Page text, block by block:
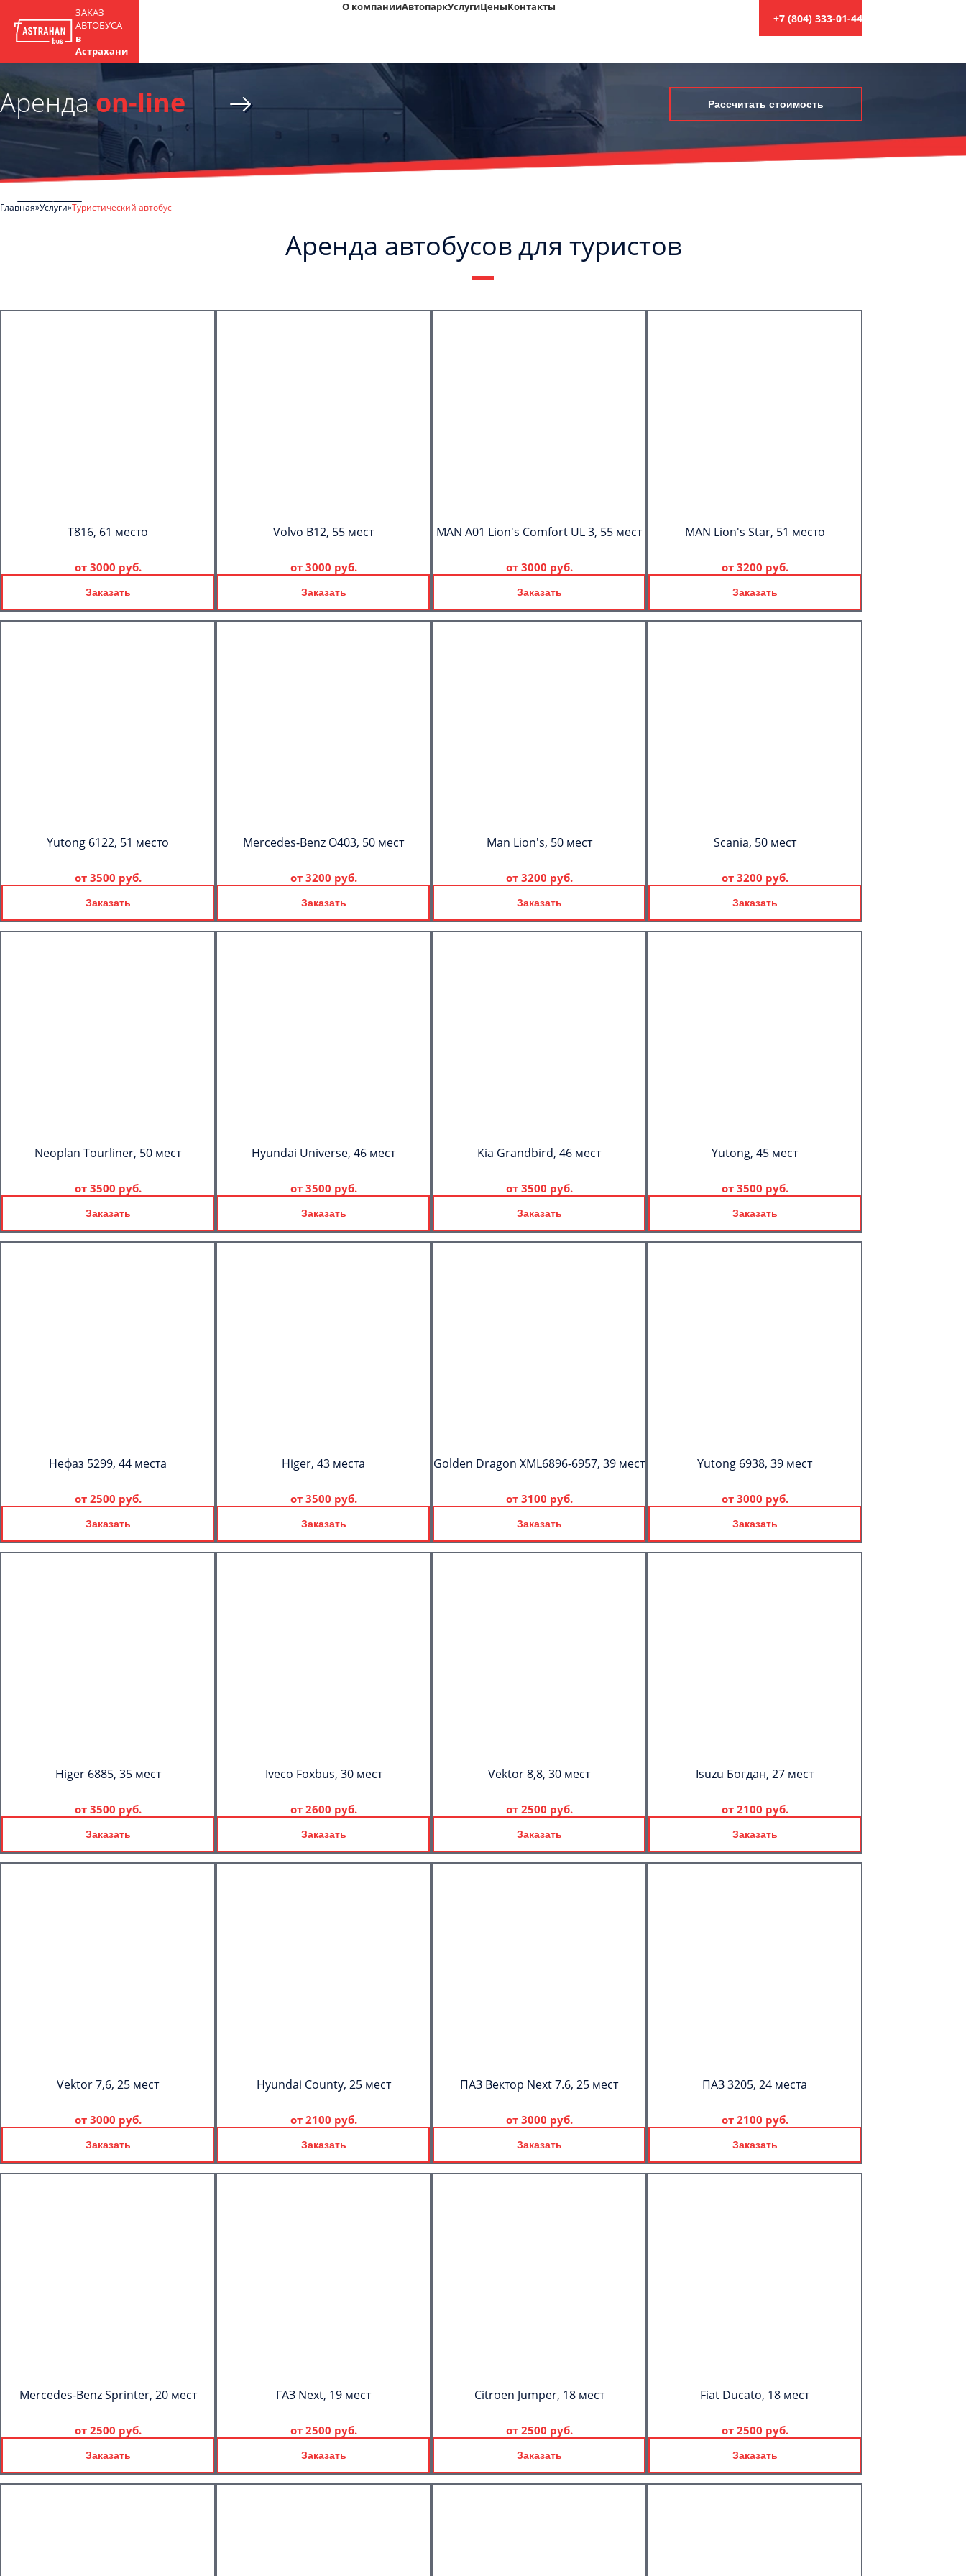
ЗАКАЗ
АВТОБУСА
в
Астрахани
О компанииАвтопаркУслугиЦеныКонтакты
+7 (804) 333-01-44
Арендаon-line Рассчитать стоимость
Главная Услуги Туристический автобус
Аренда автобусов для туристов
T816, 61 место
от 3000 руб.
Заказать
Volvo B12, 55 мест
от 3000 руб.
Заказать
MAN A01 Lion's Comfort UL 3, 55 мест
от 3000 руб.
Заказать
MAN Lion's Star, 51 место
от 3200 руб.
Заказать
Yutong 6122, 51 место
от 3500 руб.
Заказать
Mercedes-Benz О403, 50 мест
от 3200 руб.
Заказать
Man Lion's, 50 мест
от 3200 руб.
Заказать
Scania, 50 мест
от 3200 руб.
Заказать
Neoplan Tourliner, 50 мест
от 3500 руб.
Заказать
Hyundai Universe, 46 мест
от 3500 руб.
Заказать
Kia Grandbird, 46 мест
от 3500 руб.
Заказать
Yutong, 45 мест
от 3500 руб.
Заказать
Нефаз 5299, 44 места
от 2500 руб.
Заказать
Higer, 43 места
от 3500 руб.
Заказать
Golden Dragon XML6896-6957, 39 мест
от 3100 руб.
Заказать
Yutong 6938, 39 мест
от 3000 руб.
Заказать
Higer 6885, 35 мест
от 3500 руб.
Заказать
Iveco Foxbus, 30 мест
от 2600 руб.
Заказать
Vektor 8,8, 30 мест
от 2500 руб.
Заказать
Isuzu Богдан, 27 мест
от 2100 руб.
Заказать
Vektor 7,6, 25 мест
от 3000 руб.
Заказать
Hyundai County, 25 мест
от 2100 руб.
Заказать
ПАЗ Вектор Next 7.6, 25 мест
от 3000 руб.
Заказать
ПАЗ 3205, 24 места
от 2100 руб.
Заказать
Mercedes-Benz Sprinter, 20 мест
от 2500 руб.
Заказать
ГАЗ Next, 19 мест
от 2500 руб.
Заказать
Citroen Jumper, 18 мест
от 2500 руб.
Заказать
Fiat Ducato, 18 мест
от 2500 руб.
Заказать